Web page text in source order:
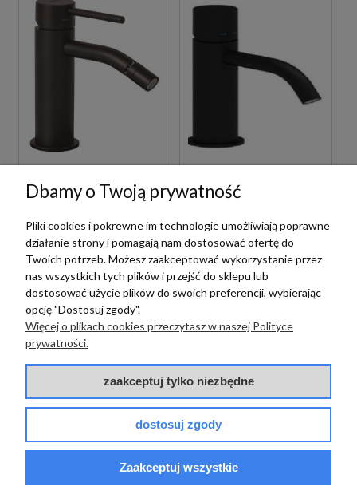
PAFFONI LIGHT
BIDETOWA STOJĄCA
JEDNOUCHWYTOWA
CZARNA
719,00 zł szt.
PAFFONI LIGHT
BIDETOWA STOJĄCA
JEDNOUCHWYTOWA
CZARNA
839,00 zł szt.
Paffoni
LIG168NO BATERIA
Paffoni
PAFFONI LIGHT
Dbamy o Twoją prywatność
Pliki cookies i pokrewne im technologie umożliwiają poprawne
działanie strony i pomagają nam dostosować ofertę do
Twoich potrzeb. Możesz zaakceptować wykorzystanie przez
nas wszystkich tych plików i przejść do sklepu lub
dostosować użycie plików do swoich preferencji, wybierając
opcję "Dostosuj zgody".
Więcej o plikach cookies przeczytasz w naszej Polityce
prywatności.
zaakceptuj tylko niezbędne
dostosuj zgody
Zaakceptuj wszystkie